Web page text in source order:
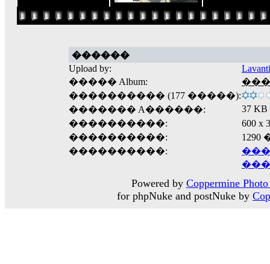
������
Upload by:
����� Album:
���������� (177 �����):
������� A������:
37 KB
����������:
600
����������:
����������:
Powered by Coppermine
for phpNuke and postNuke by